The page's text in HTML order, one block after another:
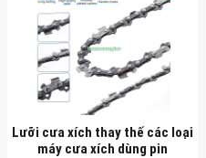
Lưỡi cưa xích thay thế các loại
máy cưa xích dùng pin